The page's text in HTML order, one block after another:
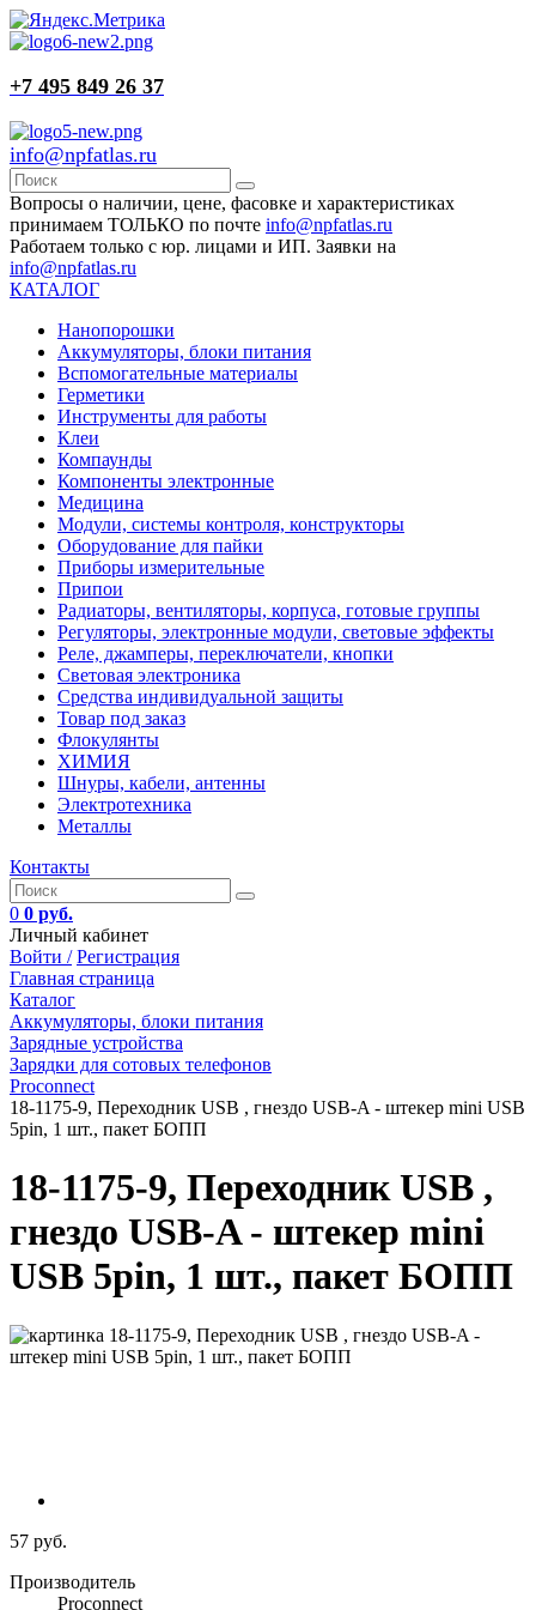
+7 495 849 26 37
info@npfatlas.ru
Вопросы о наличии, цене, фасовке и характеристиках
принимаем ТОЛЬКО по почте info@npfatlas.ru
Работаем только с юр. лицами и ИП. Заявки на
info@npfatlas.ru
КАТАЛОГ
Нанопорошки
Аккумуляторы, блоки питания
Вспомогательные материалы
Герметики
Инструменты для работы
Клеи
Компаунды
Компоненты электронные
Медицина
Модули, системы контроля, конструкторы
Оборудование для пайки
Приборы измерительные
Припои
Радиаторы, вентиляторы, корпуса, готовые группы
Регуляторы, электронные модули, световые эффекты
Реле, джамперы, переключатели, кнопки
Световая электроника
Средства индивидуальной защиты
Товар под заказ
Флокулянты
ХИМИЯ
Шнуры, кабели, антенны
Электротехника
Металлы
Контакты
0 0 руб.
Личный кабинет
Войти / Регистрация
Главная страница
Каталог
Аккумуляторы, блоки питания
Зарядные устройства
Зарядки для сотовых телефонов
Proconnect
18-1175-9, Переходник USB , гнездо USB-A - штекер mini USB
5pin, 1 шт., пакет БОПП
18-1175-9, Переходник USB ,
гнездо USB-A - штекер mini
USB 5pin, 1 шт., пакет БОПП
57 руб.
Производитель
Proconnect